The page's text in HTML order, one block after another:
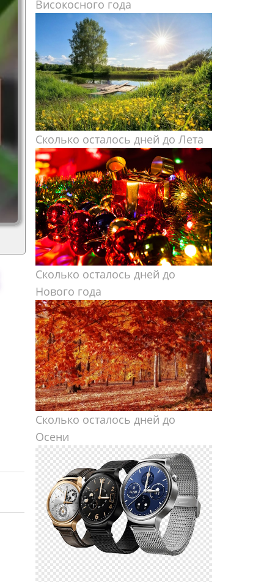
Високосного года
Сколько осталось дней до Лета
Сколько осталось дней до
Нового года
Сколько осталось дней до
Осени